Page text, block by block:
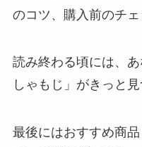
のコツ、購入前のチェ
読み終わる頃には、
しゃもじ」がきっと見
最後にはおすすめ商